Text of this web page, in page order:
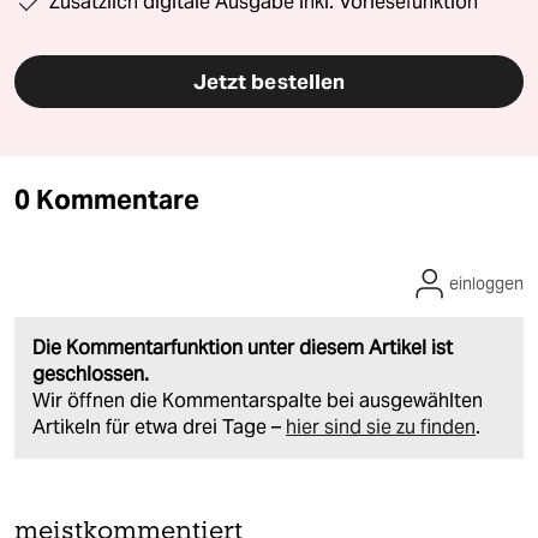
Jetzt bestellen
0 Kommentare
Die Kommentarfunktion unter diesem Artikel ist
geschlossen.
Wir öffnen die Kommentarspalte bei ausgewählten
Artikeln für etwa drei Tage – hier sind sie zu finden.
einloggen